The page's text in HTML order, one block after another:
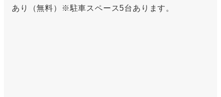
あり（無料）※駐車スペース5台あります。